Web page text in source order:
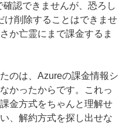
認できませんが、恐ろし
け削除することはできませ
か亡霊にまで課金するま
のは、Azureの課金情報シ
かったからです。これっ
金方式をちゃんと理解せ
、解約方式を探し出せな